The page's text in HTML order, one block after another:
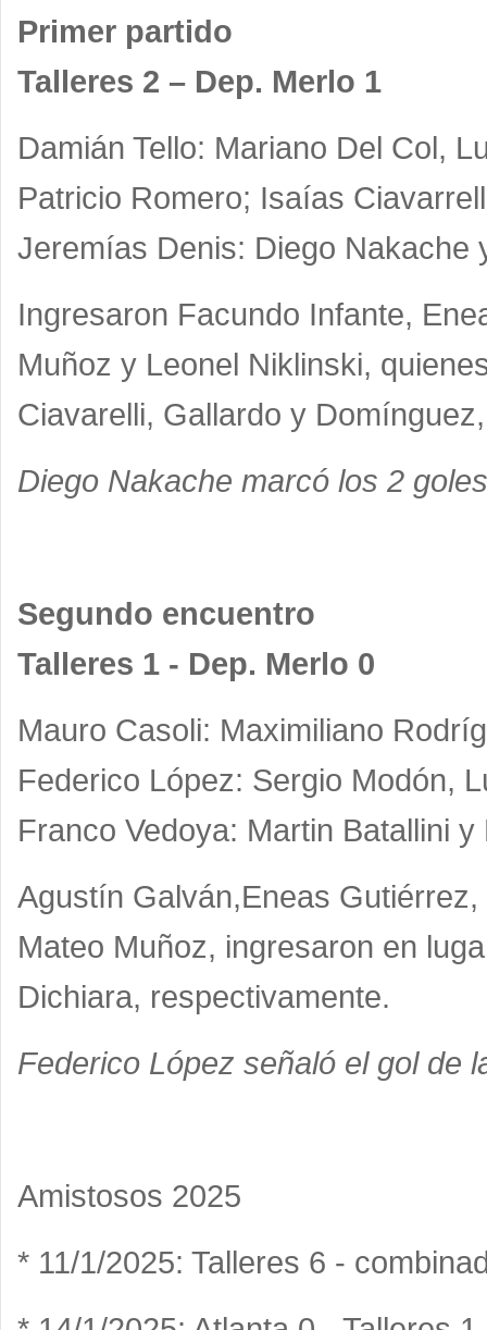
Primer partido
Talleres 2 – Dep. Merlo 1
Damián Tello: Mariano Del Col,
Patricio Romero; Isaías
Jeremías Denis: Diego Nakache
Ingresaron Facundo Infante,
Muñoz y Leonel Niklinski,
Ciavarelli, Gallardo y
Diego Nakache marcó los 2
Segundo encuentro
Talleres 1 - Dep. Merlo 0
Mauro Casoli: Maximiliano
Federico López: Sergio Modón,
Franco Vedoya: Martin Batallini
Agustín Galván,Eneas
Mateo Muñoz, ingresaron en
Dichiara, respectivamente.
Federico López señaló el gol de
Amistosos 2025
* 11/1/2025: Talleres 6 -